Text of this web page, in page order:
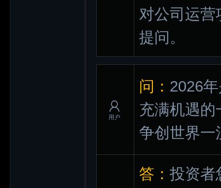
对公司运营
提问。
用户
问： 2026
充满机遇
争创世界一
答： 投资者